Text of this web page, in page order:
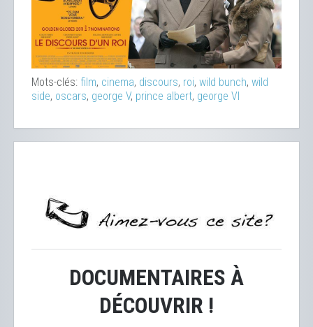
Mots-clés: film, cinema, discours, roi, wild bunch, wild
side, oscars, george V, prince albert, george VI
DOCUMENTAIRES À
DÉCOUVRIR !